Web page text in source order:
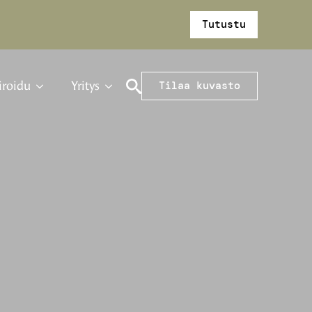
Tutustu
Yritys Tilaa kuvasto